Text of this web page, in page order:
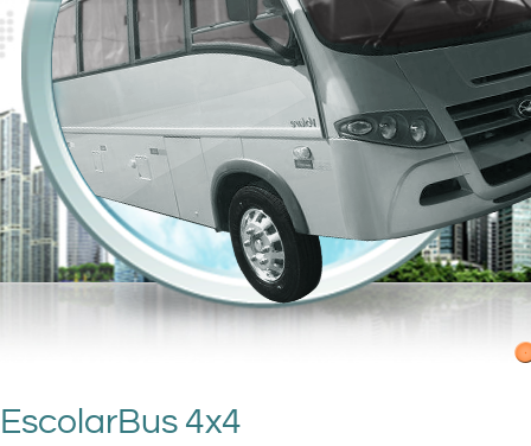
EscolarBus 4x4